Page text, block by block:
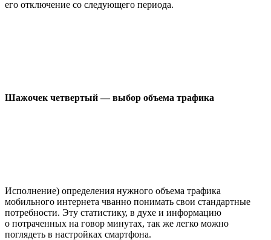
его отключение со следующего периода.
Шажочек четвертый — выбор объема трафика
Исполнение) определения нужного объема трафика
мобильного интернета чванно понимать свои стандартные
потребности. Эту статистику, в духе и информацию
о потраченных на говор минутах, так же легко можно
поглядеть в настройках смартфона.